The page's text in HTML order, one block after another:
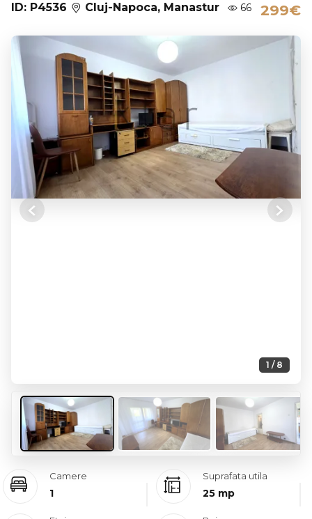
ID: P4536 Cluj-Napoca, Manastur 66 299€
1 / 8
Previous Next
Camere
1
Suprafata utila
25 mp